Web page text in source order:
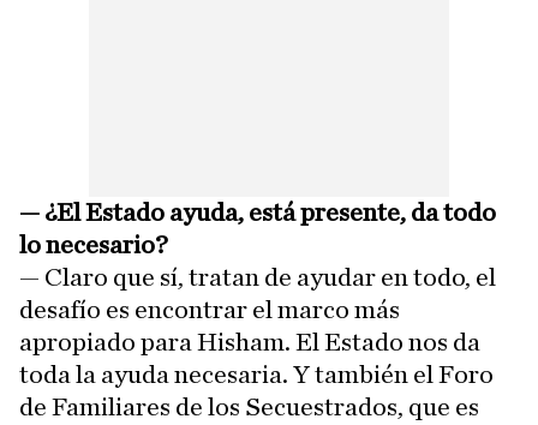
— ¿El Estado ayuda, está presente, da todo
lo necesario?
— Claro que sí, tratan de ayudar en todo, el
desafío es encontrar el marco más
apropiado para Hisham. El Estado nos da
toda la ayuda necesaria. Y también el Foro
de Familiares de los Secuestrados, que es